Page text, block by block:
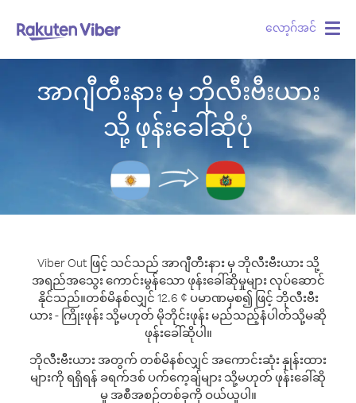
လော့ဂ်အင်
အာဂျီတီးနား မှ ဘိုလီးဗီးယား
သို့ ဖုန်းခေါ်ဆိုပုံ
Viber Out ဖြင့် သင်သည် အာဂျီတီးနား မှ ဘိုလီးဗီးယား သို့
အရည်အသွေး ကောင်းမွန်သော ဖုန်းခေါ်ဆိုမှုများ လုပ်ဆောင်
နိုင်သည်။တစ်မိနစ်လျှင် 12.6 ¢ ပမာဏမှစ၍ ဖြင့် ဘိုလီးဗီး
ယား - ကြိုးဖုန်း သို့မဟုတ် မိုဘိုင်းဖုန်း မည်သည့်နံပါတ်သို့မဆို
ဖုန်းခေါ်ဆိုပါ။
ဘိုလီးဗီးယား အတွက် တစ်မိနစ်လျှင် အကောင်းဆုံး နှုန်းထား
များကို ရရှိရန် ခရက်ဒစ် ပက်ကေ့ချ်များ သို့မဟုတ် ဖုန်းခေါ်ဆို
မှု အစီအစဉ်တစ်ခုကို ဝယ်ယူပါ။